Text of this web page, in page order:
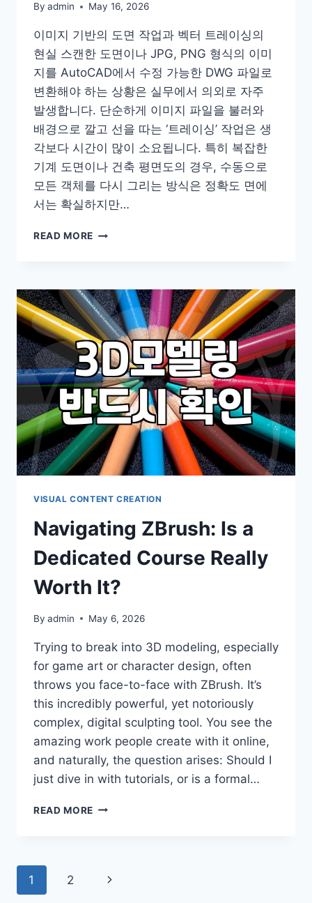
By admin May 16, 2026
이미지 기반의 도면 작업과 벡터 트레이싱의
현실 스캔한 도면이나 JPG, PNG 형식의 이미
지를 AutoCAD에서 수정 가능한 DWG 파일로
변환해야 하는 상황은 실무에서 의외로 자주
발생합니다. 단순하게 이미지 파일을 불러와
배경으로 깔고 선을 따는 ‘트레이싱’ 작업은 생
각보다 시간이 많이 소요됩니다. 특히 복잡한
기계 도면이나 건축 평면도의 경우, 수동으로
모든 객체를 다시 그리는 방식은 정확도 면에
서는 확실하지만…
READ MORE 이
일
을
CAD
도
면
으
로
바
꾸
는
실
무
적
방
들
VISUAL CONTENT CREATION
Navigating ZBrush: Is a
Dedicated Course Really
Worth It?
By admin May 6, 2026
Trying to break into 3D modeling, especially
for game art or character design, often
throws you face-to-face with ZBrush. It’s
this incredibly powerful, yet notoriously
complex, digital sculpting tool. You see the
amazing work people create with it online,
and naturally, the question arises: Should I
just dive in with tutorials, or is a formal…
READ MORE NAVIGATING
COURSE
Page
1 2
Next